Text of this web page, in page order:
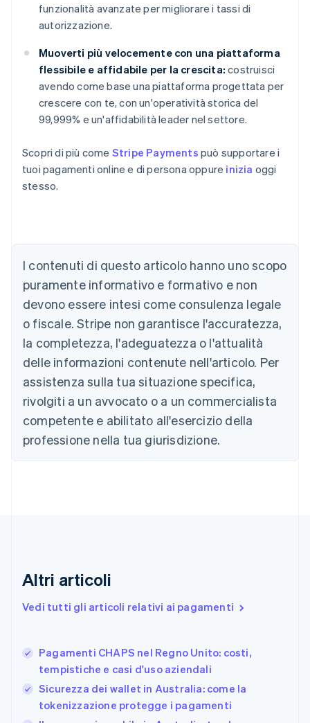
funzionalità avanzate per migliorare i tassi di
autorizzazione.
Muoverti più velocemente con una piattaforma
flessibile e affidabile per la crescita: costruisci
avendo come base una piattaforma progettata per
crescere con te, con un'operatività storica del
99,999% e un'affidabilità leader nel settore.
Scopri di più come Stripe Payments può supportare i
tuoi pagamenti online e di persona oppure inizia oggi
stesso.
I contenuti di questo articolo hanno uno scopo
puramente informativo e formativo e non
devono essere intesi come consulenza legale
o fiscale. Stripe non garantisce l'accuratezza,
la completezza, l'adeguatezza o l'attualità
delle informazioni contenute nell'articolo. Per
assistenza sulla tua situazione specifica,
rivolgiti a un avvocato o a un commercialista
competente e abilitato all'esercizio della
professione nella tua giurisdizione.
Altri articoli
Vedi tutti gli articoli relativi ai pagamenti
Pagamenti CHAPS nel Regno Unito: costi,
tempistiche e casi d'uso aziendali
Sicurezza dei wallet in Australia: come la
tokenizzazione protegge i pagamenti
English
Austria
Deutsch English
Belgio
NederlandsFrançaisDeutschEnglish
PortuguêsEnglish
Bulgaria
English
Canada
English Français
Cina continentale
Cipro
English
EnglishSvenska
FrançaisEnglish
Giappone
日本語English
English
Grecia